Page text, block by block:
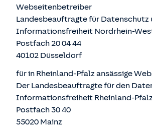
Webseitenbetreiber
Landesbeauftragte für Datenschutz
Informationsfreiheit Nordrhein-
Postfach 20 04 44
40102 Düsseldorf
für in Rheinland-Pfalz ansässige
Der Landesbeauftragte für den
Informationsfreiheit Rheinland-Pfalz
Postfach 30 40
55020 Mainz